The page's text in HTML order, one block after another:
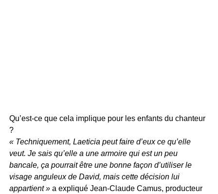
Qu’est-ce que cela implique pour les enfants du chanteur
?
« Techniquement, Laeticia peut faire d’eux ce qu’elle
veut. Je sais qu’elle a une armoire qui est un peu
bancale, ça pourrait être une bonne façon d’utiliser le
visage anguleux de David, mais cette décision lui
appartient »a expliqué Jean-Claude Camus, producteur